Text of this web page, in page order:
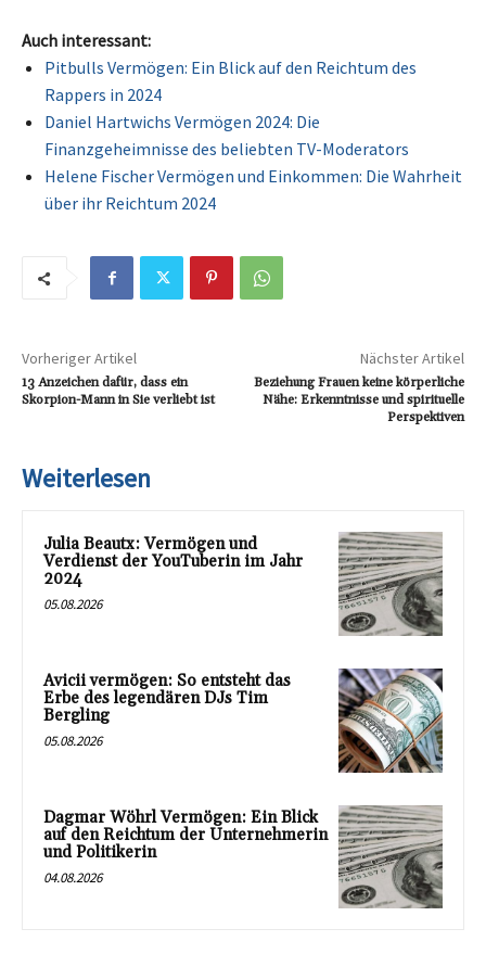
Auch interessant:
Pitbulls Vermögen: Ein Blick auf den Reichtum des
Rappers in 2024
Daniel Hartwichs Vermögen 2024: Die
Finanzgeheimnisse des beliebten TV-Moderators
Helene Fischer Vermögen und Einkommen: Die Wahrheit
über ihr Reichtum 2024
Vorheriger Artikel
13 Anzeichen dafür, dass ein
Skorpion-Mann in Sie verliebt ist
Nächster Artikel
Beziehung Frauen keine körperliche
Nähe: Erkenntnisse und spirituelle
Perspektiven
Weiterlesen
Julia Beautx: Vermögen und
Verdienst der YouTuberin im Jahr
2024
05.08.2026
Avicii vermögen: So entsteht das
Erbe des legendären DJs Tim
Bergling
05.08.2026
Dagmar Wöhrl Vermögen: Ein Blick
auf den Reichtum der Unternehmerin
und Politikerin
04.08.2026